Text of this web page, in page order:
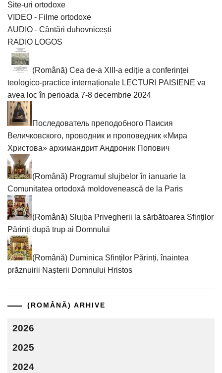
Site-uri ortodoxe
VIDEO - Filme ortodoxe
AUDIO - Cântări duhovnicești
RADIO LOGOS
(Română) Cea de-a XIII-a ediție a conferinței
teologico-practice internaționale LECTURI PAISIENE va
avea loc în perioada 7-8 decembrie 2024
Последователь преподобного Паисия
Величковского, проводник и проповедник «Мира
Христова» архимандрит Андроник Попович
(Română) Programul slujbelor în ianuarie la
Comunitatea ortodoxă moldovenească de la Paris
(Română) Slujba Privegherii la sărbătoarea Sfinților
Părinți după trup ai Domnului
(Română) Duminica Sfinților Părinți, înaintea
prăznuirii Nașterii Domnului Hristos
(ROMÂNĂ) ARHIVE
2026
2025
2024